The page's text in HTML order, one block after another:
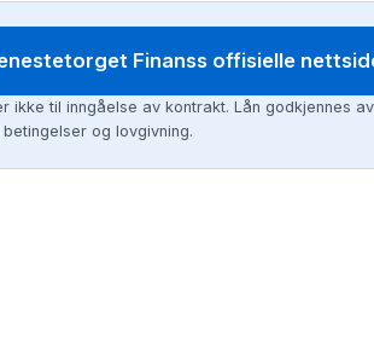
Finanss offisielle
ikke til inngåelse av kontrakt. Lån godkjennes
og lovgivning.